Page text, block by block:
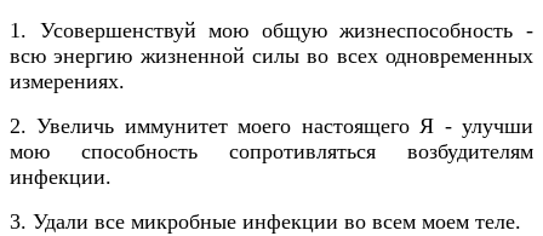
1. Усовершенствуй мою общую жизнеспособность -
всю энергию жизненной силы во всех одновременных
измерениях.
2. Увеличь иммунитет моего настоящего Я - улучши
мою способность сопротивляться возбудителям
инфекции.
3. Удали все микробные инфекции во всем моем теле.